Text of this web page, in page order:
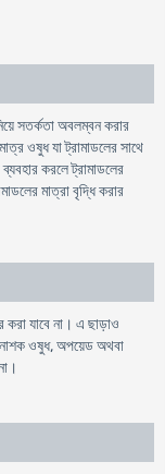
সতর্কতা অবলম্বন করার
ওষুধ যা ট্রামাডলের সাথে
করলে ট্রামাডলের
মাত্রা বৃদ্ধি করার
করা যাবে না। এ ছাড়াও
ওষুধ, অপয়েড অথবা